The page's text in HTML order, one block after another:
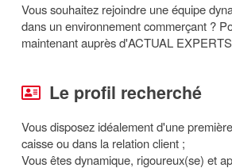
Vous souhaitez rejoindre une équipe
dans un environnement commerçant ?
maintenant auprès d'ACTUAL
Le profil recherché
Vous disposez idéalement d'une
caisse ou dans la relation client ;
Vous êtes dynamique, rigoureux(se) et